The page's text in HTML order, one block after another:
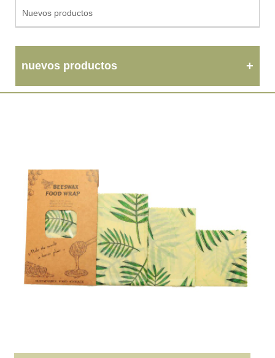
Nuevos productos
nuevos productos